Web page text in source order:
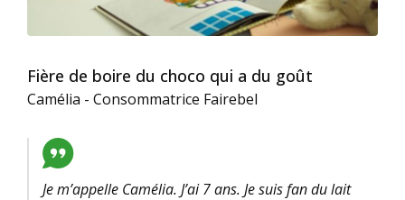
Fière de boire du choco qui a du goût
Camélia - Consommatrice Fairebel
Je m’appelle Camélia. J’ai 7 ans. Je suis fan du lait